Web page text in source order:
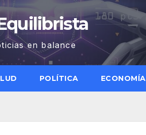
en balance
POLÍTICA ECONOMÍA